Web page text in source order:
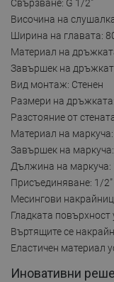
Свързване: G 1/2"
Височина на
Ширина на главата:
Материал на
Завършек на
Вид монтаж: Стенен
Размери на
Разстояние от
Материал на маркуча:
Завършек на
Дължина на маркуча:
Присъединяване: 1/2"
Месингови
Гладката
Въртящите се
Еластичен материал
Иновативни